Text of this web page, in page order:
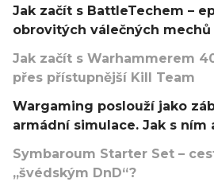
Jak začít s BattleTechem –
obrovitých válečných mechů
Jak začít s Warhammerem
přes přístupnější Kill Team
Wargaming poslouží jako
armádní simulace. Jak s ním
Symbaroum Starter Set –
„švédským DnD“?